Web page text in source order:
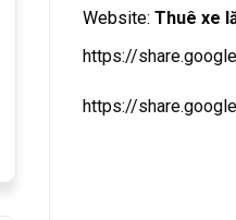
Website: Thuê xe
https://
https://